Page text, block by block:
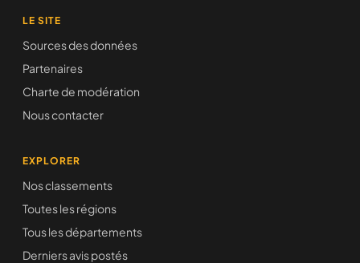
LE SITE
Sources des données
Partenaires
Charte de modération
Nous contacter
EXPLORER
Nos classements
Toutes les régions
Tous les départements
Derniers avis postés